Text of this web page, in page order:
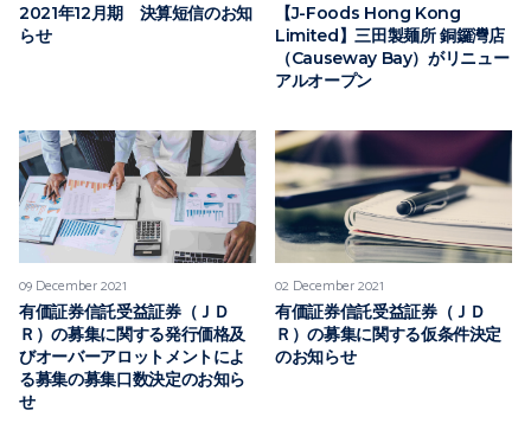
2021年12月期 決算短信のお知
らせ
【J-Foods Hong Kong
Limited】三田製麺所 銅鑼灣店
（Causeway Bay）がリニュー
アルオープン
09 December 2021
有価証券信託受益証券（ＪＤ
Ｒ）の募集に関する発行価格及
びオーバーアロットメントによ
る募集の募集口数決定のお知ら
せ
02 December 2021
有価証券信託受益証券（ＪＤ
Ｒ）の募集に関する仮条件決定
のお知らせ